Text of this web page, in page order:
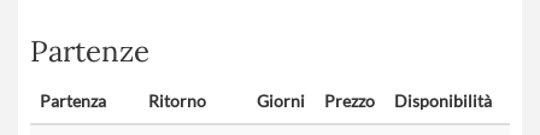
Partenze
Partenza Ritorno Giorni Prezzo Disponibilità